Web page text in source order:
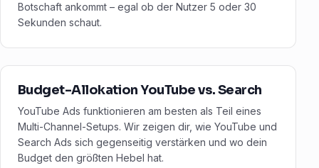
Botschaft ankommt – egal ob der Nutzer 5 oder 30
Sekunden schaut.
Budget-Allokation YouTube vs. Search
YouTube Ads funktionieren am besten als Teil eines
Multi-Channel-Setups. Wir zeigen dir, wie YouTube und
Search Ads sich gegenseitig verstärken und wo dein
Budget den größten Hebel hat.